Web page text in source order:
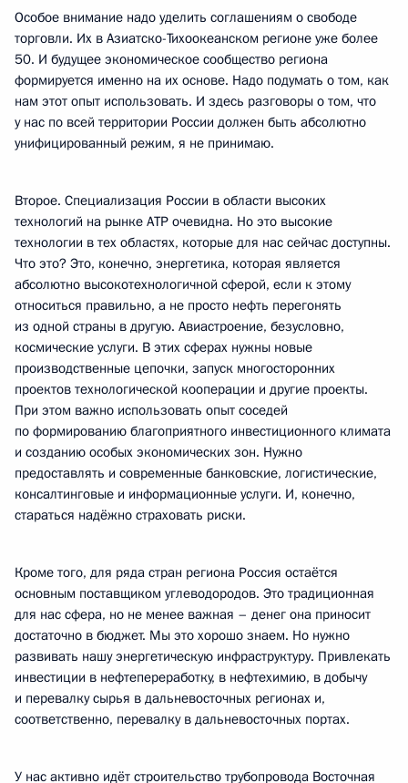
Особое внимание надо уделить соглашениям о свободе
торговли. Их в Азиатско-Тихоокеанском регионе уже более
50. И будущее экономическое сообщество региона
формируется именно на их основе. Надо подумать о том, как
нам этот опыт использовать. И здесь разговоры о том, что
у нас по всей территории России должен быть абсолютно
унифицированный режим, я не принимаю.
Второе. Специализация России в области высоких
технологий на рынке АТР очевидна. Но это высокие
технологии в тех областях, которые для нас сейчас доступны.
Что это? Это, конечно, энергетика, которая является
абсолютно высокотехнологичной сферой, если к этому
относиться правильно, а не просто нефть перегонять
из одной страны в другую. Авиастроение, безусловно,
космические услуги. В этих сферах нужны новые
производственные цепочки, запуск многосторонних
проектов технологической кооперации и другие проекты.
При этом важно использовать опыт соседей
по формированию благоприятного инвестиционного климата
и созданию особых экономических зон. Нужно
предоставлять и современные банковские, логистические,
консалтинговые и информационные услуги. И, конечно,
стараться надёжно страховать риски.
Кроме того, для ряда стран региона Россия остаётся
основным поставщиком углеводородов. Это традиционная
для нас сфера, но не менее важная – денег она приносит
достаточно в бюджет. Мы это хорошо знаем. Но нужно
развивать нашу энергетическую инфраструктуру. Привлекать
инвестиции в нефтепереработку, в нефтехимию, в добычу
и перевалку сырья в дальневосточных регионах и,
соответственно, перевалку в дальневосточных портах.
У нас активно идёт строительство трубопровода Восточная